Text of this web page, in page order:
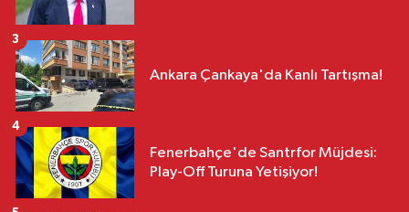
Ankara Çankaya'da Kanlı Tartışma!
3
Fenerbahçe'de Santrfor Müjdesi:
Play-Off Turuna Yetişiyor!
4